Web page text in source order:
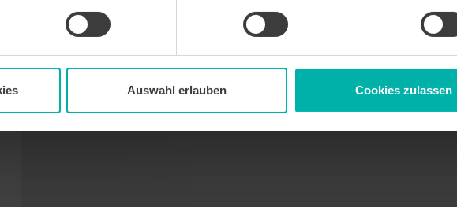
Auswahl erlauben Cookies zulassen